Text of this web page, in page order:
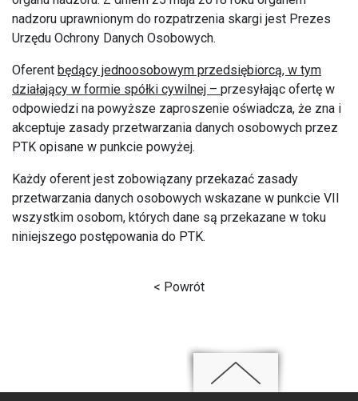
nadzoru uprawnionym do rozpatrzenia skargi jest Prezes
Urzędu Ochrony Danych Osobowych.
Oferent będący jednoosobowym przedsiębiorcą, w tym
działający w formie spółki cywilnej – przesyłając ofertę w
odpowiedzi na powyższe zaproszenie oświadcza, że zna i
akceptuje zasady przetwarzania danych osobowych przez
PTK opisane w punkcie powyżej.
Każdy oferent jest zobowiązany przekazać zasady
przetwarzania danych osobowych wskazane w punkcie VII
wszystkim osobom, których dane są przekazane w toku
niniejszego postępowania do PTK.
< Powrót